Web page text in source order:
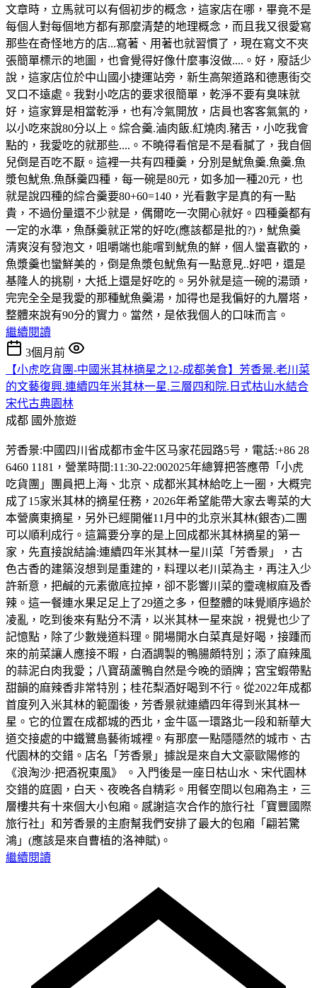
文章時，立馬就可以有個初步的概念，這家店在哪，畢竟不是
每個人對每個地方都有那麼清楚的地理概念，而且我又很愛寫
那些在奇怪地方的店...寫著、用著也就習慣了，現在寫文不夾
張簡單標示的地圖，也會覺得好像什麼事沒做....。好，廢話少
說，這家店位於中山國小捷運站旁，新生高架道路和德惠街交
叉口不遠處。我對小吃店的要求很簡單，乾淨不要有臭味就
好，這家算是相當乾淨，也有冷氣開放，店員也客客氣氣的，
以小吃來說80分以上。綜合羹.滷肉飯.紅燒肉.豬舌，小吃我會
點的，我愛吃的就那些....。不曉得看倌是不是看膩了，我自個
兒倒是百吃不厭。這裡一共有四種羹，分別是魷魚羹.魚羹.魚
漿包魷魚.魚酥羹四種，每一碗是80元，如多加一種20元，也
就是說四種的綜合羹要80+60=140，光看數字是真的有一點
貴，不過份量還不少就是，偶爾吃一次開心就好。四種羹都有
一定的水準，魚酥羹就正常的好吃(應該都是批的?)，魷魚羹
清爽沒有發泡文，咀嚼端也能嚐到魷魚的鮮，個人蠻喜歡的，
魚漿羹也蠻鮮美的，倒是魚漿包魷魚有一點意見..好吧，還是
基隆人的挑剔，大抵上還是好吃的。另外就是這一碗的湯頭，
完完全全是我愛的那種魷魚羹湯，加得也是我偏好的九層塔，
整體來說有90分的實力。當然，是依我個人的口味而言。
繼續閱讀
3個月前
【小虎吃貨團-中國米其林摘星之12-成都美食】芳香景.老川菜
的文藝復興.連續四年米其林一星.三層四和院.日式枯山水結合
宋代古典園林
成都 國外旅遊
芳香景:中國四川省成都市金牛区马家花园路5号，電話:+86 28
6460 1181，營業時間:11:30-22:002025年總算把答應帶「小虎
吃貨團」團員把上海、北京、成都米其林給吃上一圈，大概完
成了15家米其林的摘星任務，2026年希望能帶大家去粵菜的大
本營廣東摘星，另外已經開催11月中的北京米其林(銀杏)二團
可以順利成行。這篇要分享的是上回成都米其林摘星的第一
家，先直接說結論:連續四年米其林一星川菜「芳香景」，古
色古香的建築沒想到是重建的，料理以老川菜為主，再注入少
許新意，把鹹的元素徹底拉掉，卻不影響川菜的𩆜魂椒麻及香
辣。這一餐連水果足足上了29道之多，但整體的味覺順序過於
凌亂，吃到後來有點分不清，以米其林一星來說，視覺也少了
記憶點，除了少數幾道料理。開場開水白菜真是好喝，接踵而
來的前菜讓人應接不暇，白酒調製的鴨腸頗特別；添了麻辣風
的蒜泥白肉我愛；八寶葫蘆鴨自然是今晚的頭牌；宮宝蝦帶點
甜韻的麻辣香非常特別；桂花梨酒好喝到不行。從2022年成都
首度列入米其林的範圍後，芳香景就連續四年得到米其林一
星。它的位置在成都城的西北，金牛區一環路北一段和新華大
道交接處的中鐵鷺島藝術城裡。有那麼一點隱隱然的城市、古
代園林的交錯。店名「芳香景」據說是來自大文豪歐陽修的
《浪淘沙·把酒祝東風》 。入門後是一座日枯山水、宋代園林
交錯的庭園，白天、夜晚各自精彩。用餐空間以包廂為主，三
層樓共有十來個大小包廂。感謝這次合作的旅行社「寶豐國際
旅行社」和芳香景的主廚幫我們安排了最大的包廂「翩若驚
鴻」(應該是來自曹植的洛神賦)。
繼續閱讀